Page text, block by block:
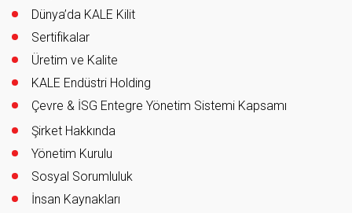
Dünya’da KALE Kilit
Sertifikalar
Üretim ve Kalite
KALE Endüstri Holding
Çevre & İSG Entegre Yönetim Sistemi Kapsamı
Şirket Hakkında
Yönetim Kurulu
Sosyal Sorumluluk
İnsan Kaynakları